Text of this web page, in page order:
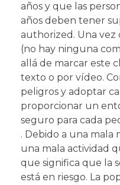
años y que las
años deben tener
authorized. Una vez
(no hay ninguna
allá de marcar este
texto o por vídeo.
peligros y adoptar
proporcionar un
seguro para cada
. Debido a una mala
una mala actividad
que significa que la
está en riesgo. La